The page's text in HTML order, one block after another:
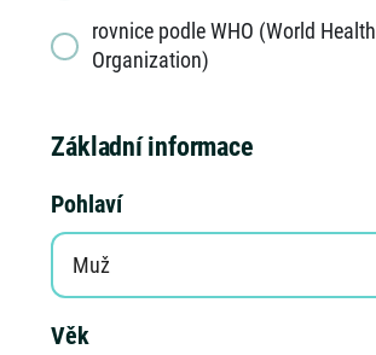
rovnice podle WHO (World Health
Organization)
Základní informace
Pohlaví
Muž
Věk